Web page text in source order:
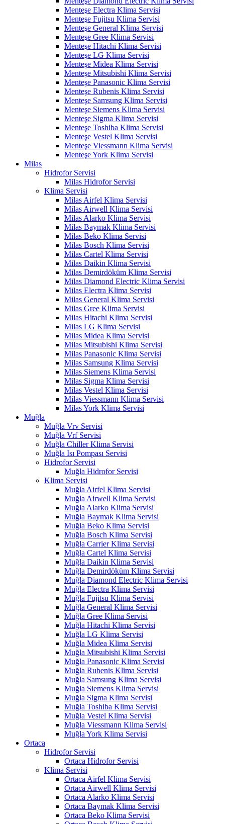
Menteşe Electra Klima Servisi
Menteşe Fujitsu Klima Servisi
Menteşe General Klima Servisi
Menteşe Gree Klima Servisi
Menteşe Hitachi Klima Servisi
Menteşe LG Klima Servisi
Menteşe Midea Klima Servisi
Menteşe Mitsubishi Klima Servisi
Menteşe Panasonic Klima Servisi
Menteşe Rubenis Klima Servisi
Menteşe Samsung Klima Servisi
Menteşe Siemens Klima Servisi
Menteşe Sigma Klima Servisi
Menteşe Toshiba Klima Servisi
Menteşe Vestel Klima Servisi
Menteşe Viessmann Klima Servisi
Menteşe York Klima Servisi
Milas
Hidrofor Servisi
Milas Hidrofor Servisi
Klima Servisi
Milas Airfel Klima Servisi
Milas Airwell Klima Servisi
Milas Alarko Klima Servisi
Milas Baymak Klima Servisi
Milas Beko Klima Servisi
Milas Bosch Klima Servisi
Milas Cartel Klima Servisi
Milas Daikin Klima Servisi
Milas Demirdöküm Klima Servisi
Milas Diamond Electric Klima Servisi
Milas Electra Klima Servisi
Milas General Klima Servisi
Milas Gree Klima Servisi
Milas Hitachi Klima Servisi
Milas LG Klima Servisi
Milas Midea Klima Servisi
Milas Mitsubishi Klima Servisi
Milas Panasonic Klima Servisi
Milas Samsung Klima Servisi
Milas Siemens Klima Servisi
Milas Sigma Klima Servisi
Milas Vestel Klima Servisi
Milas Viessmann Klima Servisi
Milas York Klima Servisi
Muğla
Muğla Vrv Servisi
Muğla Vrf Servisi
Muğla Chiller Klima Servisi
Muğla Isı Pompası Servisi
Hidrofor Servisi
Muğla Hidrofor Servisi
Klima Servisi
Muğla Airfel Klima Servisi
Muğla Airwell Klima Servisi
Muğla Alarko Klima Servisi
Muğla Baymak Klima Servisi
Muğla Beko Klima Servisi
Muğla Bosch Klima Servisi
Muğla Carrier Klima Servisi
Muğla Cartel Klima Servisi
Muğla Daikin Klima Servisi
Muğla Demirdöküm Klima Servisi
Muğla Diamond Electric Klima Servisi
Muğla Electra Klima Servisi
Muğla Fujitsu Klima Servisi
Muğla General Klima Servisi
Muğla Gree Klima Servisi
Muğla Hitachi Klima Servisi
Muğla LG Klima Servisi
Muğla Midea Klima Servisi
Muğla Mitsubishi Klima Servisi
Muğla Panasonic Klima Servisi
Muğla Rubenis Klima Servisi
Muğla Samsung Klima Servisi
Muğla Siemens Klima Servisi
Muğla Sigma Klima Servisi
Muğla Toshiba Klima Servisi
Muğla Vestel Klima Servisi
Muğla Viessmann Klima Servisi
Muğla York Klima Servisi
Ortaca
Hidrofor Servisi
Ortaca Hidrofor Servisi
Klima Servisi
Ortaca Airfel Klima Servisi
Ortaca Airwell Klima Servisi
Ortaca Alarko Klima Servisi
Ortaca Baymak Klima Servisi
Ortaca Beko Klima Servisi